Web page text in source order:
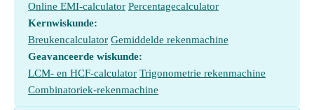
Online EMI-calculator Percentagecalculator
Kernwiskunde:
Breukencalculator Gemiddelde rekenmachine
Geavanceerde wiskunde:
LCM- en HCF-calculator Trigonometrie rekenmachine
Combinatoriek-rekenmachine